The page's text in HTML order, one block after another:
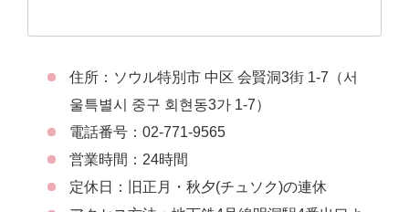
住所：ソウル特別市 中区 会賢洞3街 1-7（서
울특별시 중구 회현동3가 1-7）
電話番号：02-771-9565
営業時間：24時間
定休日：旧正月・秋夕(チュソク)の連休